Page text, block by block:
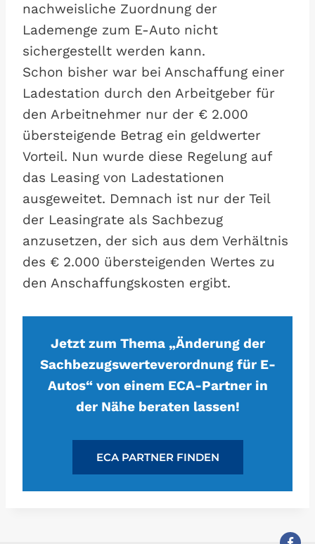
nachweisliche Zuordnung der
Lademenge zum E-Auto nicht
sichergestellt werden kann.
Schon bisher war bei Anschaffung einer
Ladestation durch den Arbeitgeber für
den Arbeitnehmer nur der € 2.000
übersteigende Betrag ein geldwerter
Vorteil. Nun wurde diese Regelung auf
das Leasing von Ladestationen
ausgeweitet. Demnach ist nur der Teil
der Leasingrate als Sachbezug
anzusetzen, der sich aus dem Verhältnis
des € 2.000 übersteigenden Wertes zu
den Anschaffungskosten ergibt.
Jetzt zum Thema „Änderung der
Sachbezugswerteverordnung für E-
Autos“ von einem ECA-Partner in
der Nähe beraten lassen!
ECA PARTNER FINDEN